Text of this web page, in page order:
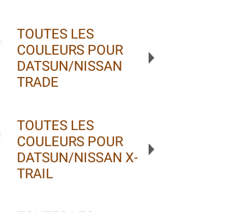
TOUTES LES
COULEURS POUR
DATSUN/NISSAN
TRADE
TOUTES LES
COULEURS POUR
DATSUN/NISSAN X-
TRAIL